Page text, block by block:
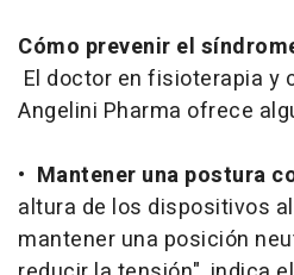
Cómo prevenir el
El doctor en fisioterapia y
Angelini Pharma ofrece
• Mantener una postura
altura de los dispositivos
mantener una posición